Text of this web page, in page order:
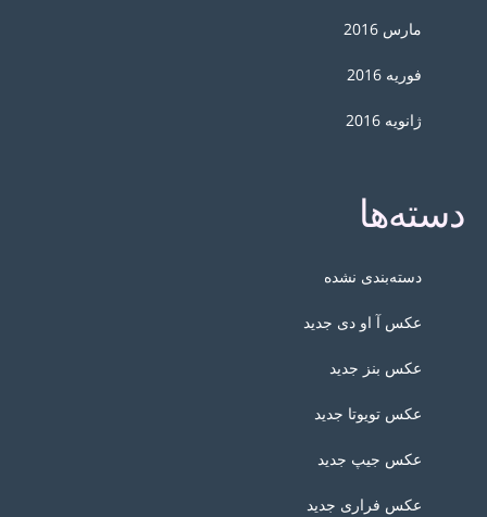
مارس 2016
فوریه 2016
ژانویه 2016
دسته‌ها
دسته‌بندی نشده
عکس آ او دی جدید
عکس بنز جدید
عکس تویوتا جدید
عکس جیپ جدید
عکس فراری جدید